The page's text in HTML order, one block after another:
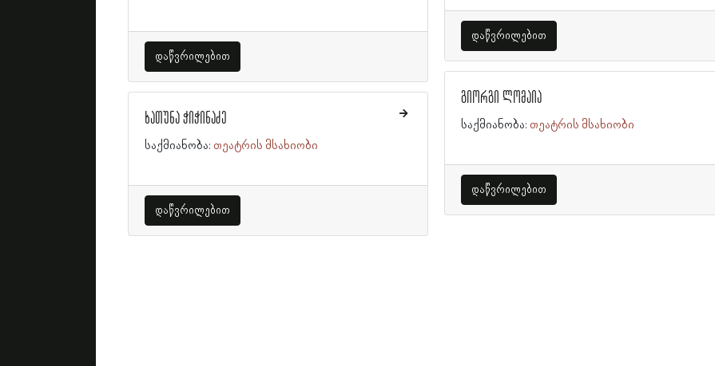
დაწვრილებით
ხათუნა ჭიჭინაძე
საქმიანობა: თეატრის მსახიობი
დაწვრილებით
დაწვრილებით
გიორგი ლომაია
საქმიანობა: თეატრის მსახიობი
დაწვრილებით